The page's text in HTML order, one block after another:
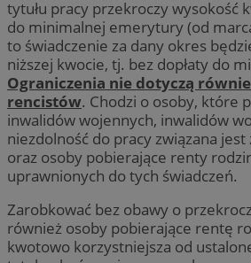
tytułu pracy przekroczy wysokość
do minimalnej emerytury (od
to świadczenie za dany okres
niższej kwocie, tj. bez dopłaty do
Ograniczenia nie dotyczą
rencistów. Chodzi o osoby, które
inwalidów wojennych, inwalidów
niezdolność do pracy związana jest
oraz osoby pobierające renty
uprawnionych do tych świadczeń.
Zarobkować bez obawy o
również osoby pobierające rentę
kwotowo korzystniejsza od